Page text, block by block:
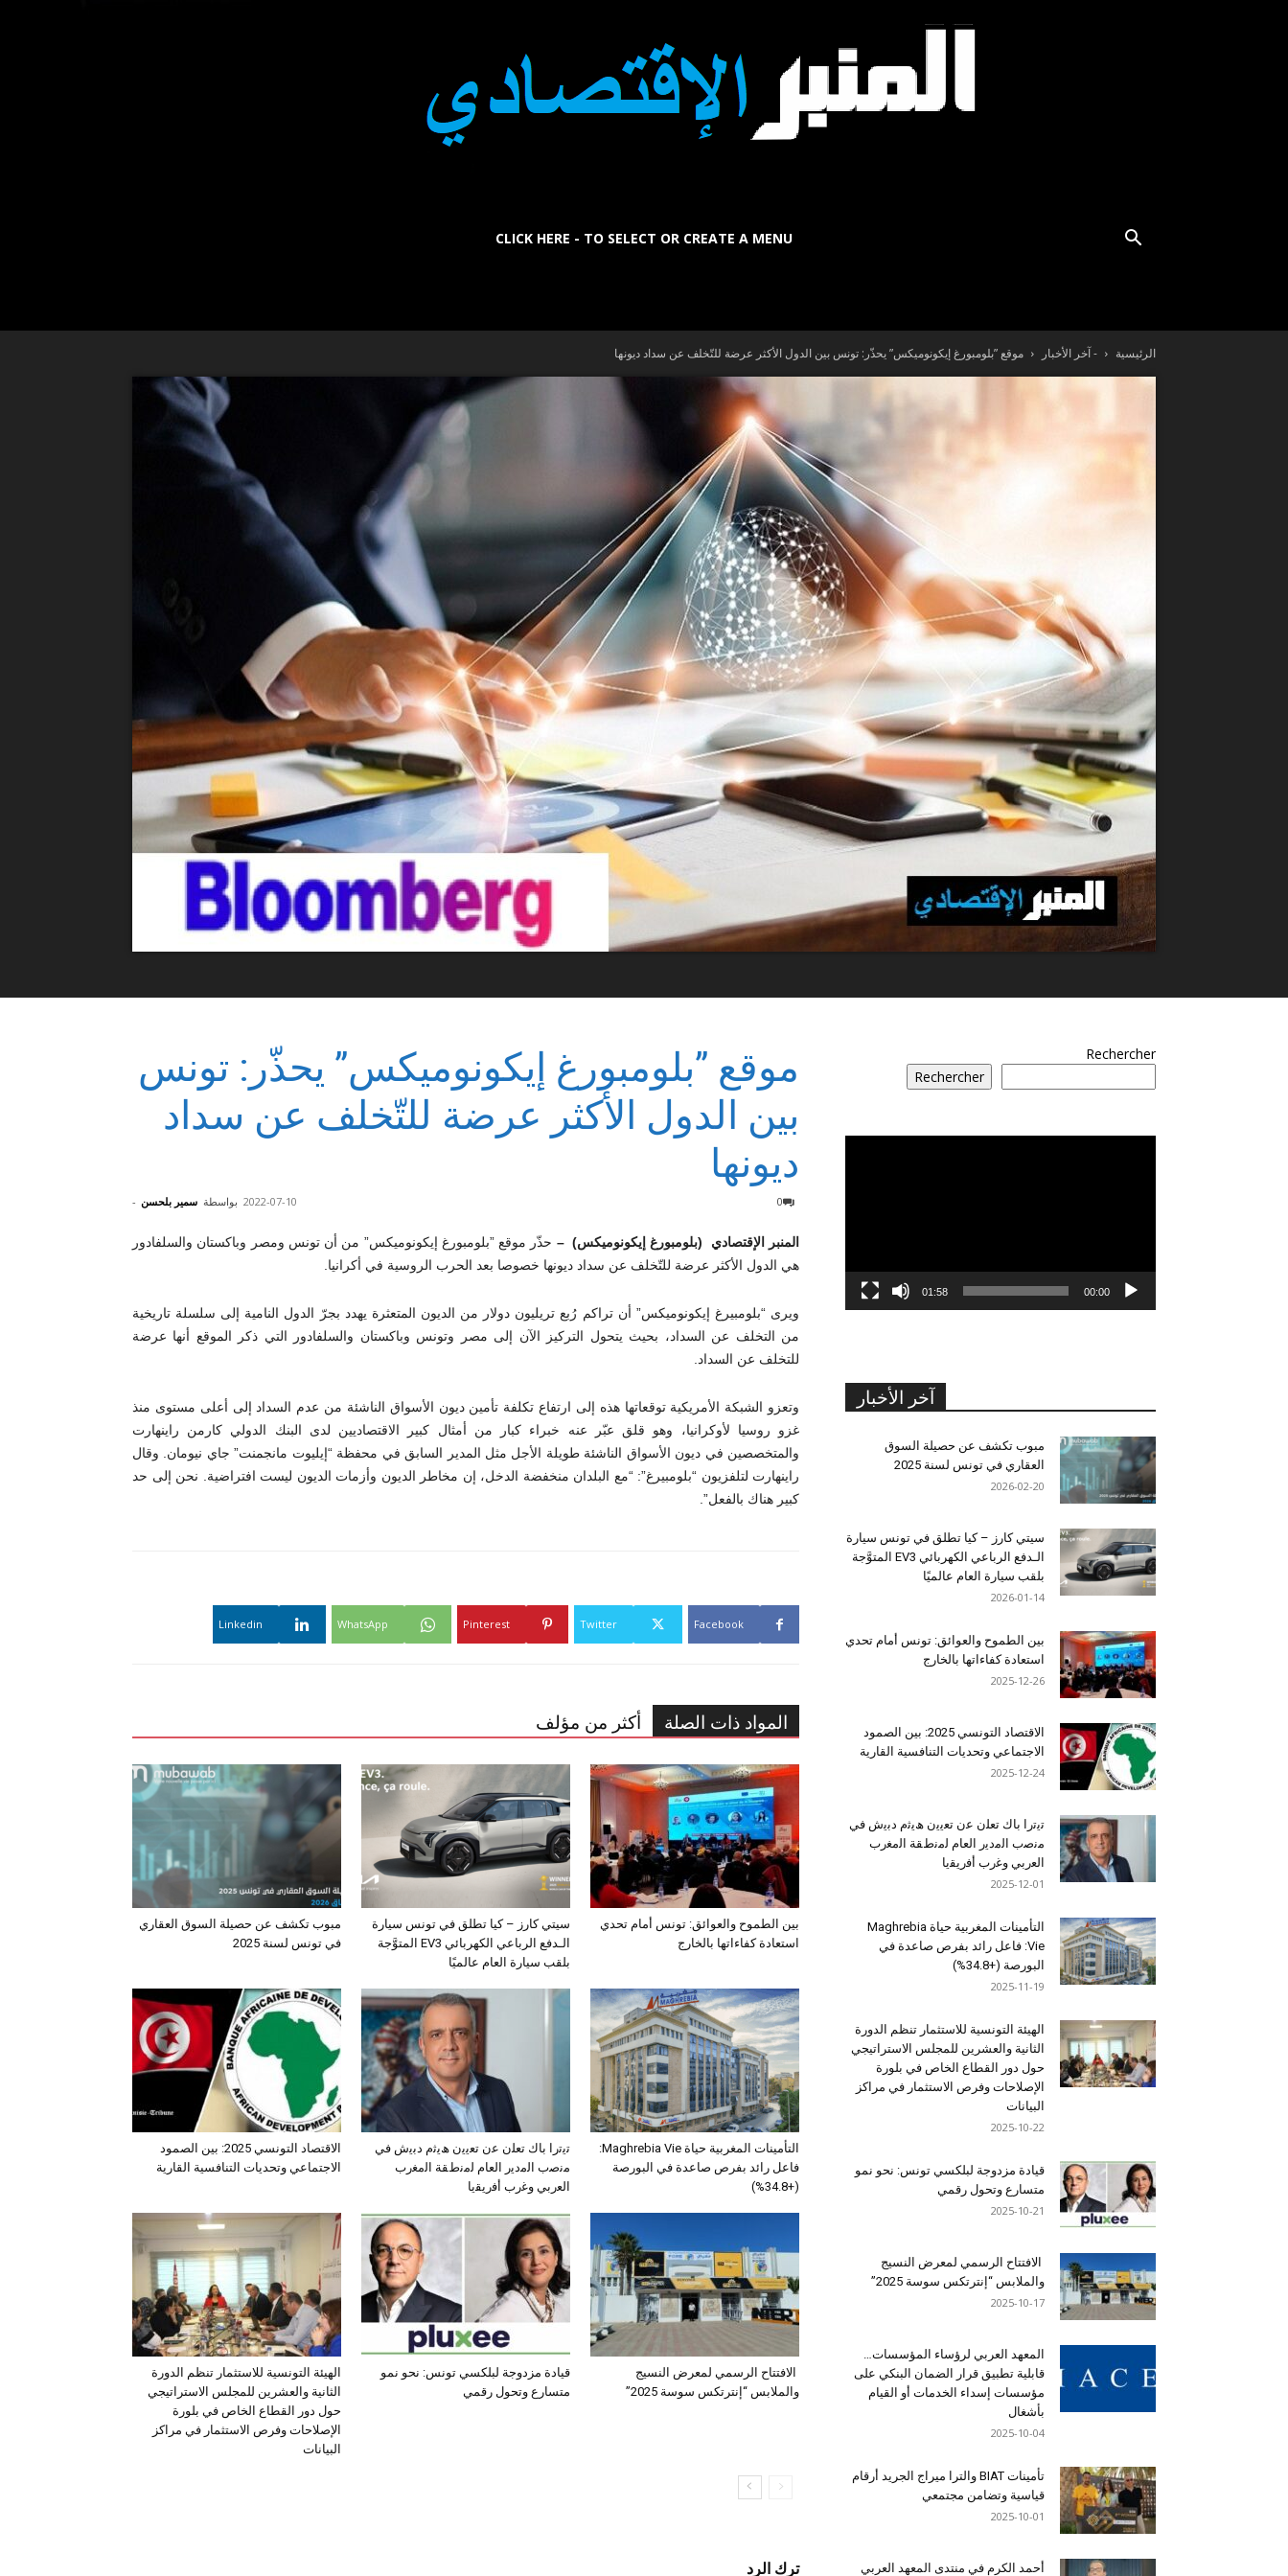
Tribune
بالعربي
CLICK HERE - TO SELECT OR CREATE A MENU
الرئيسية - آخر الأخبار موقع ”بلومبورغ إيكونوميكس” يحذّر: تونس بين الدول الأكثر عرضة للتّخلف عن سداد ديونها
موقع ”بلومبورغ إيكونوميكس” يحذّر: تونس
بين الدول الأكثر عرضة للتّخلف عن سداد
ديونها
بواسطة سمير بلحسن - 2022-07-10 0
المنبر الإقتصادي (بلومبورغ إيكونوميكس) – حذّر موقع ”بلومبورغ إيكونوميكس” من أن تونس ومصر وباكستان والسلفادور
هي الدول الأكثر عرضة للتّخلف عن سداد ديونها خصوصا بعد الحرب الروسية في أكرانيا.
ويرى “بلومبيرغ إيكونوميكس” أن تراكم رُبع تريليون دولار من الديون المتعثرة يهدد بجرّ الدول النامية إلى سلسلة تاريخية
من التخلف عن السداد، بحيث يتحول التركيز الآن إلى مصر وتونس وباكستان والسلفادور التي ذكر الموقع أنها عرضة
للتخلف عن السداد.
وتعزو الشبكة الأمريكية توقعاتها هذه إلى ارتفاع تكلفة تأمين ديون الأسواق الناشئة من عدم السداد إلى أعلى مستوى منذ
غزو روسيا لأوكرانيا، وهو قلق عبّر عنه خبراء كبار من أمثال كبير الاقتصاديين لدى البنك الدولي كارمن راينهارت
والمتخصصين في ديون الأسواق الناشئة طويلة الأجل مثل المدير السابق في محفظة “إيليوت مانجمنت” جاي نيومان. وقال
راينهارت لتلفزيون “بلومبيرغ”: “مع البلدان منخفضة الدخل، إن مخاطر الديون وأزمات الديون ليست افتراضية. نحن إلى حد
كبير هناك بالفعل”.
Facebook
Twitter
Pinterest
WhatsApp
Linkedin
المواد ذات الصلة أكثر من مؤلف
مبوب تكشف عن حصيلة السوق العقاري
في تونس لسنة 2025
سيتي كارز – كيا تطلق في تونس سيارة
الـدفع الرباعي الكهربائي EV3 المتوَّجة
بلقب سيارة العام عالميًا
بين الطموح والعوائق: تونس أمام تحدي
استعادة كفاءاتها بالخارج
الاقتصاد التونسي 2025: بين الصمود
الاجتماعي وتحديات التنافسية القارية
ﺗﯾﺗرا ﺑﺎك ﺗﻌﻠن ﻋن ﺗﻌﯾﯾن ھﯾﺛم دﺑﯾش ﻓﻲ
ﻣﻧﺻب اﻟﻣدﯾر اﻟﻌﺎم ﻟﻣﻧطﻘﺔ اﻟﻣﻐرب
اﻟﻌرﺑﻲ وﻏرب أﻓرﯾﻘﯾﺎ
التأمينات المغربية حياة Maghrebia Vie:
فاعل رائد بفرص صاعدة في البورصة
(+34.8%)
الهيئة التونسية للاستثمار تنظم الدورة
الثانية والعشرين للمجلس الاستراتيجي
حول دور القطاع الخاص في بلورة
الإصلاحات وفرص الاستثمار في مراكز
البيانات
قيادة مزدوجة لبلكسي تونس: نحو نمو
متسارع وتحول رقمي
الافتتاح الرسمي لمعرض النسيج
والملابس “إنترتكس سوسة 2025”
ترك الرد
Rechercher
Rechercher
00:00
01:58
آخر الأخبار
مبوب تكشف عن حصيلة السوق
العقاري في تونس لسنة 2025
2026-02-20
سيتي كارز – كيا تطلق في تونس سيارة
الـدفع الرباعي الكهربائي EV3 المتوَّجة
بلقب سيارة العام عالميًا
2026-01-14
بين الطموح والعوائق: تونس أمام تحدي
استعادة كفاءاتها بالخارج
2025-12-26
الاقتصاد التونسي 2025: بين الصمود
الاجتماعي وتحديات التنافسية القارية
2025-12-24
ﺗﯾﺗرا ﺑﺎك ﺗﻌﻠن ﻋن ﺗﻌﯾﯾن ھﯾﺛم دﺑﯾش ﻓﻲ
ﻣﻧﺻب اﻟﻣدﯾر اﻟﻌﺎم ﻟﻣﻧطﻘﺔ اﻟﻣﻐرب
اﻟﻌرﺑﻲ وﻏرب أﻓرﯾﻘﯾﺎ
2025-12-01
التأمينات المغربية حياة Maghrebia
Vie: فاعل رائد بفرص صاعدة في
البورصة (+34.8%)
2025-11-19
الهيئة التونسية للاستثمار تنظم الدورة
الثانية والعشرين للمجلس الاستراتيجي
حول دور القطاع الخاص في بلورة
الإصلاحات وفرص الاستثمار في مراكز
البيانات
2025-10-22
قيادة مزدوجة لبلكسي تونس: نحو نمو
متسارع وتحول رقمي
2025-10-21
الافتتاح الرسمي لمعرض النسيج
والملابس “إنترتكس سوسة 2025”
2025-10-17
المعهد العربي لرؤساء المؤسسات…
قابلية تطبيق قرار الضمان البنكي على
مؤسسات إسداء الخدمات أو القيام
بأشغال
2025-10-04
تأمينات BIAT والترا ميراج الجريد أرقام
قياسية وتضامن مجتمعي
2025-10-01
أحمد الكرم في منتدى المعهد العربي